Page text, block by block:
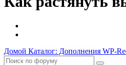
Домой Каталог: Дополнения WP-